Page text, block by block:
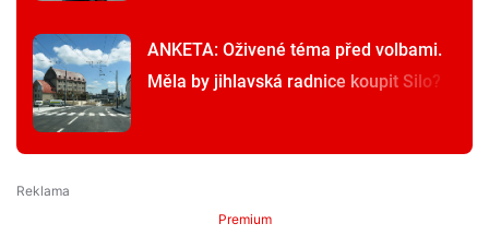
ANKETA: Oživené téma před volbami.
Měla by jihlavská radnice koupit Silo?
Premium